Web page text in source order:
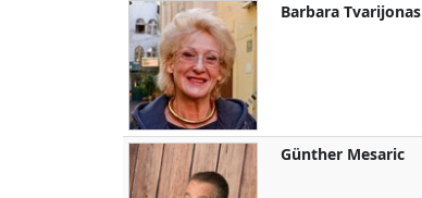
Barbara Tvarijonas
Günther Mesaric